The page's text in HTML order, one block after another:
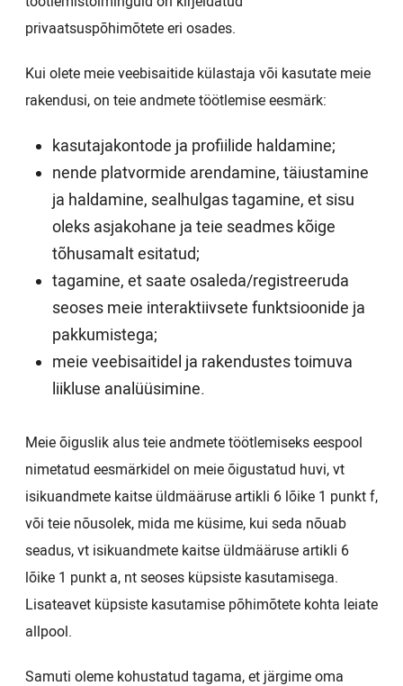
privaatsuspõhimõtete eri osades.
Kui olete meie veebisaitide külastaja või kasutate meie
rakendusi, on teie andmete töötlemise eesmärk:
kasutajakontode ja profiilide haldamine;
nende platvormide arendamine, täiustamine
ja haldamine, sealhulgas tagamine, et sisu
oleks asjakohane ja teie seadmes kõige
tõhusamalt esitatud;
tagamine, et saate osaleda/registreeruda
seoses meie interaktiivsete funktsioonide ja
pakkumistega;
meie veebisaitidel ja rakendustes toimuva
liikluse analüüsimine.
Meie õiguslik alus teie andmete töötlemiseks eespool
nimetatud eesmärkidel on meie õigustatud huvi, vt
isikuandmete kaitse üldmääruse artikli 6 lõike 1 punkt f,
või teie nõusolek, mida me küsime, kui seda nõuab
seadus, vt isikuandmete kaitse üldmääruse artikli 6
lõike 1 punkt a, nt seoses küpsiste kasutamisega.
Lisateavet küpsiste kasutamise põhimõtete kohta leiate
allpool.
Samuti oleme kohustatud tagama, et järgime oma